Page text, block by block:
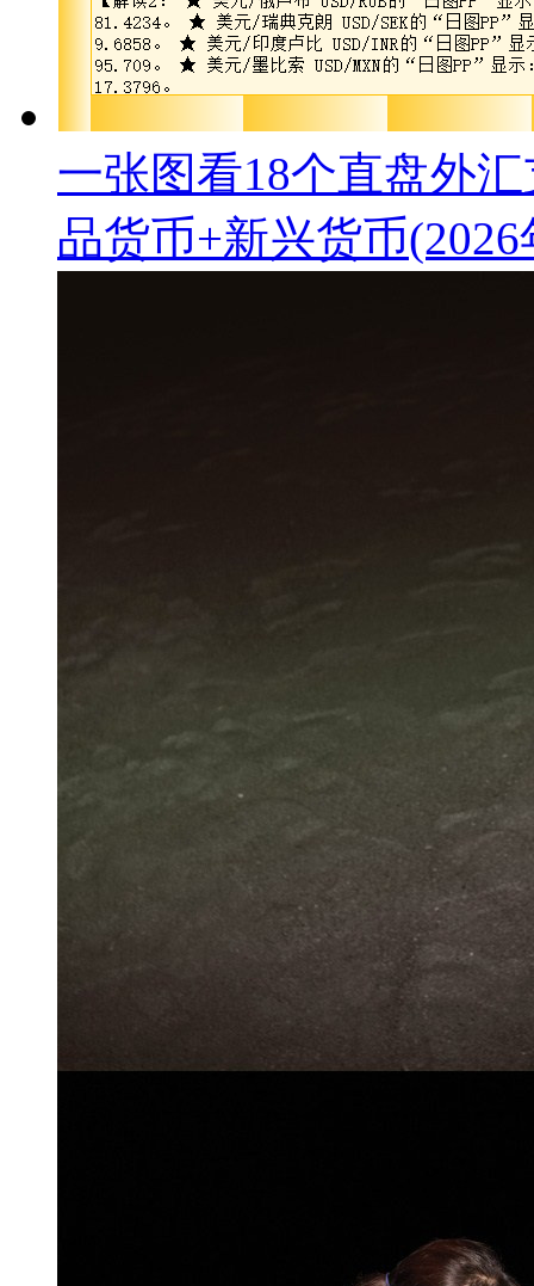
一张图看18个直盘外
品货币+新兴货币